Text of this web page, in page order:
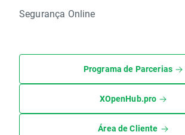
Segurança Online
Programa de Parcerias
XOpenHub.pro
Área de Cliente